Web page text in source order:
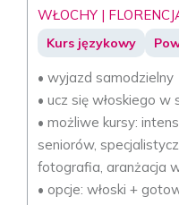
WŁOCHY |
Kurs językowy
• wyjazd samodzielny
• ucz się włoskiego w
• możliwe kursy:
seniorów,
fotografia, aranżacja
• opcje: włoski +